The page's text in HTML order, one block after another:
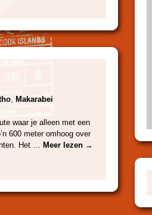
, Makarabei
waar je alleen met een
600 meter omhoog over
Het … Meer lezen →